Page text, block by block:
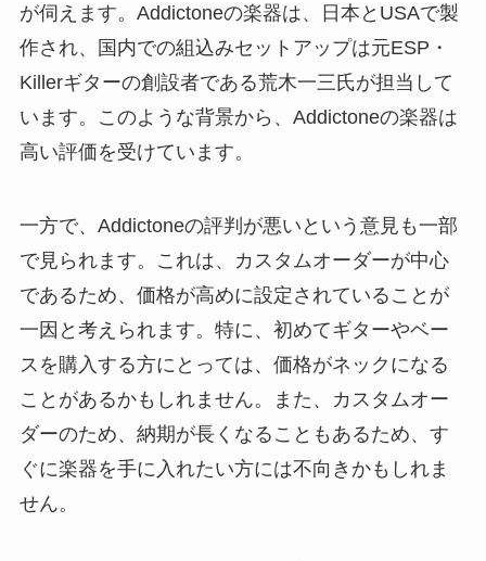
が伺えます。Addictoneの楽器は、日本とUSAで製
作され、国内での組込みセットアップは元ESP・
Killerギターの創設者である荒木一三氏が担当して
います。このような背景から、Addictoneの楽器は
高い評価を受けています。
一方で、Addictoneの評判が悪いという意見も一部
で見られます。これは、カスタムオーダーが中心
であるため、価格が高めに設定されていることが
一因と考えられます。特に、初めてギターやベー
スを購入する方にとっては、価格がネックになる
ことがあるかもしれません。また、カスタムオー
ダーのため、納期が長くなることもあるため、す
ぐに楽器を手に入れたい方には不向きかもしれま
せん。